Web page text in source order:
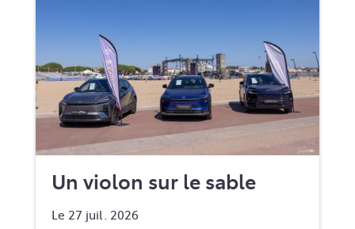
Un violon sur le sable
Le 27 juil. 2026